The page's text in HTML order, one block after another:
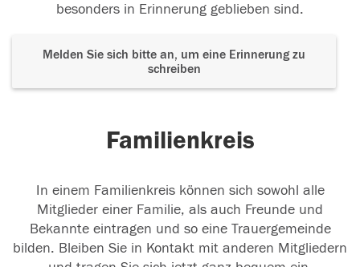
besonders in Erinnerung geblieben sind.
Melden Sie sich bitte an, um eine Erinnerung zu
schreiben
Familienkreis
In einem Familienkreis können sich sowohl alle
Mitglieder einer Familie, als auch Freunde und
Bekannte eintragen und so eine Trauergemeinde
bilden. Bleiben Sie in Kontakt mit anderen Mitgliedern